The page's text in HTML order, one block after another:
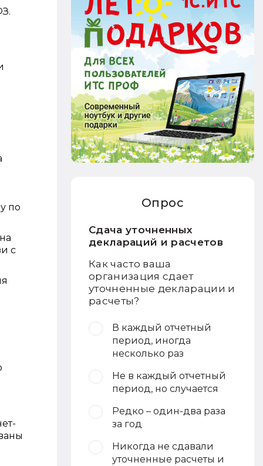
по
с
Опрос
Сдача уточненных
деклараций и расчетов
Как часто ваша
организация сдает
уточненные декларации и
расчеты?
В каждый отчетный
период, иногда
несколько раз
Не в каждый отчетный
период, но случается
Редко – один-два раза
за год
Никогда не сдавали
уточненные расчеты и